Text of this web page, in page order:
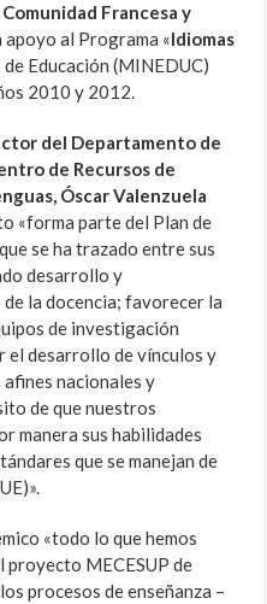
Francesa y
apoyo al Programa «Idiomas
Educación (MINEDUC)
2010 y 2012.
del Departamento de
de Recursos de
Óscar Valenzuela
«forma parte del Plan de
se ha trazado entre sus
desarrollo y
la docencia; favorecer la
de investigación
el desarrollo de vínculos y
afines nacionales y
de que nuestros
manera sus habilidades
que se manejan de
«todo lo que hemos
proyecto MECESUP de
procesos de enseñanza –